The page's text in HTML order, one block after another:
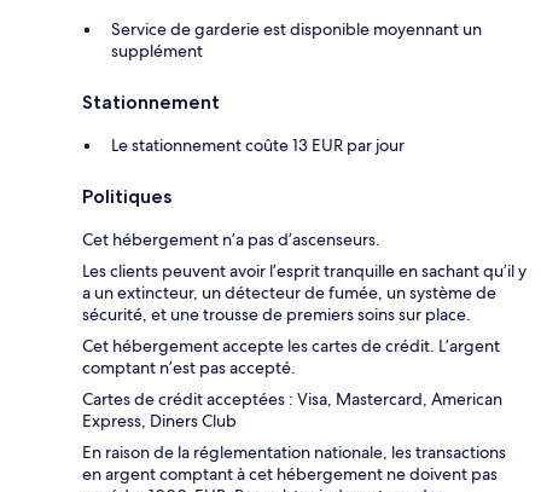
Service de garderie est disponible moyennant un
supplément
Stationnement
Le stationnement coûte 13 EUR par jour
Politiques
Cet hébergement n’a pas d’ascenseurs.
Les clients peuvent avoir l’esprit tranquille en sachant qu’il y
a un extincteur, un détecteur de fumée, un système de
sécurité, et une trousse de premiers soins sur place.
Cet hébergement accepte les cartes de crédit. L’argent
comptant n’est pas accepté.
Cartes de crédit acceptées : Visa, Mastercard, American
Express, Diners Club
En raison de la réglementation nationale, les transactions
en argent comptant à cet hébergement ne doivent pas